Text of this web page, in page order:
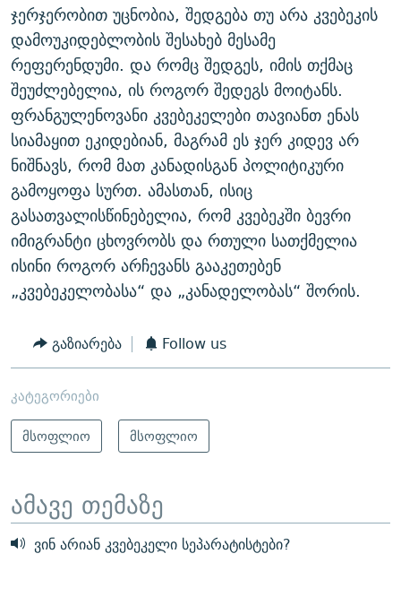
ჯერჯერობით უცნობია, შედგება თუ არა კვებეკის
დამოუკიდებლობის შესახებ მესამე
რეფერენდუმი. და რომც შედგეს, იმის თქმაც
შეუძლებელია, ის როგორ შედეგს მოიტანს.
ფრანგულენოვანი კვებეკელები თავიანთ ენას
სიამაყით ეკიდებიან, მაგრამ ეს ჯერ კიდევ არ
ნიშნავს, რომ მათ კანადისგან პოლიტიკური
გამოყოფა სურთ. ამასთან, ისიც
გასათვალისწინებელია, რომ კვებეკში ბევრი
იმიგრანტი ცხოვრობს და რთული სათქმელია
ისინი როგორ არჩევანს გააკეთებენ
„კვებეკელობასა“ და „კანადელობას“ შორის.
გაზიარება Follow us
კატეგორიები
მსოფლიო
მსოფლიო
ამავე თემაზე
ვინ არიან კვებეკელი სეპარატისტები?